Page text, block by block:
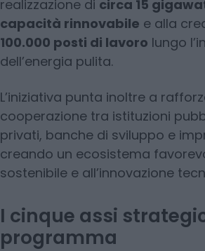
realizzazione di circa 15
capacità rinnovabile e alla
100.000 posti di lavoro lungo
dell’energia pulita.
L’iniziativa punta inoltre a
cooperazione tra istituzioni
privati, banche di sviluppo e
creando un ecosistema
sostenibile e all’innovazione
I cinque assi
programma